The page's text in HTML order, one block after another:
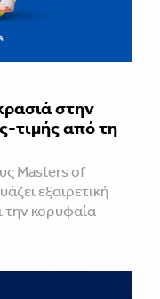
στην
τιμής από τη
Masters of
εξαιρετική
την κορυφαία